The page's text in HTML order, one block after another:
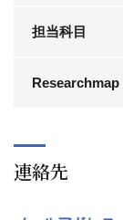
担当科目
Researchmap
連絡先